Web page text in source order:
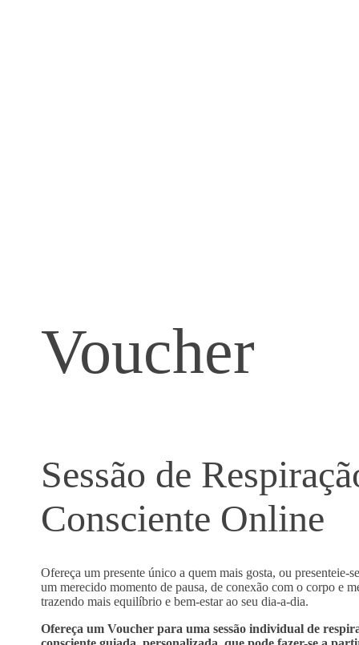
Voucher
Sessão de
Consciente Online
Ofereça um presente único a quem mais gosta, ou presenteie-
um merecido momento de pausa, de conexão com o corpo e
trazendo mais equilíbrio e bem-estar ao seu dia-a-dia.
Ofereça um Voucher para uma sessão individual de